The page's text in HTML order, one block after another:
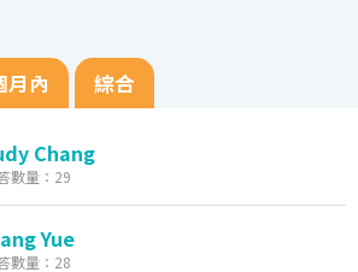
月內 綜合
Chang
數量：29
Yue
數量：28